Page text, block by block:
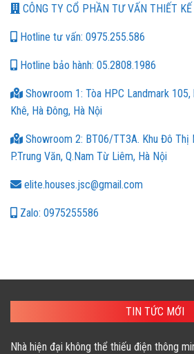
CÔNG TY CỔ PHẦN TƯ VẤN THIẾT KẾ
Hotline tư vấn: 0975.255.586
Hotline bảo hành: 05.2808.1986
Showroom 1: Tòa HPC Landmark 105,
Khê, Hà Đông, Hà Nội
Showroom 2: BT06/TT3A. Khu Đô Thị
P.Trung Văn, Q.Nam Từ Liêm, Hà Nội
elite.houses.jsc@gmail.com
Zalo: 0975255586
TIN TỨC MỚI
Nhà hiện đại không thể thiếu điện thông